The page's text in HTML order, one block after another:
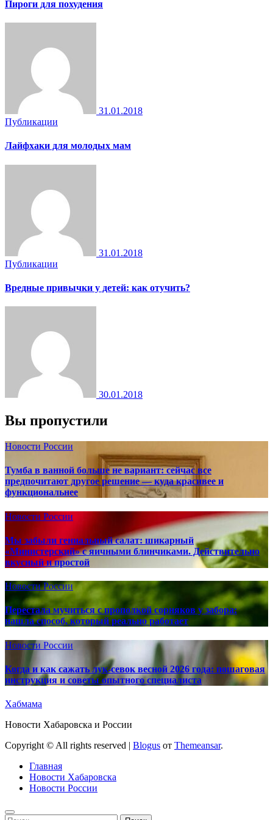
Пироги для похудения
31.01.2018
Публикации
Лайфхаки для молодых мам
31.01.2018
Публикации
Вредные привычки у детей: как отучить?
30.01.2018
Вы пропустили
Новости России
Тумба в ванной больше не вариант: сейчас все
предпочитают другое решение — куда красивее и
функциональнее
Новости России
Мы забыли гениальный салат: шикарный
«Министерский» с яичными блинчиками. Действительно
вкусный и простой
Новости России
Перестала мучиться с прополкой сорняков у забора:
нашла способ, который реально работает
Новости России
Когда и как сажать лук-севок весной 2026 года: пошаговая
инструкция и советы опытного специалиста
Хабмама
Новости Хабаровска и России
Copyright © All rights reserved | Blogus от Themeansar.
Главная
Новости Хабаровска
Новости России